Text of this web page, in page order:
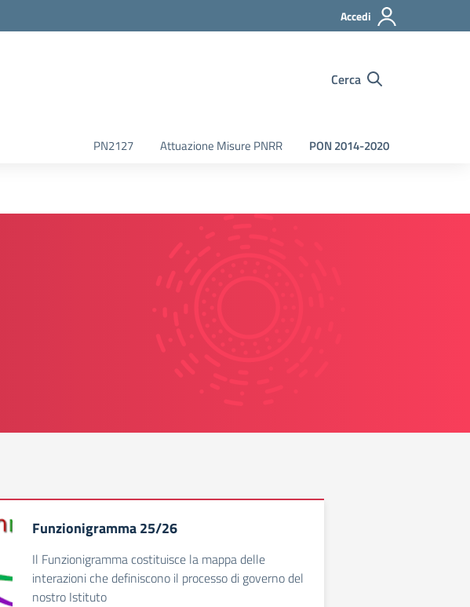
Accedi
Cerca
PN2127 Attuazione Misure PNRR PON 2014-2020
Funzionigramma 25/26
Il Funzionigramma costituisce la mappa delle
interazioni che definiscono il processo di governo del
nostro Istituto